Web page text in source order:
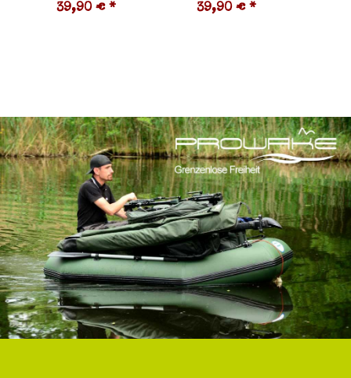
39,90 € * 39,90 € *